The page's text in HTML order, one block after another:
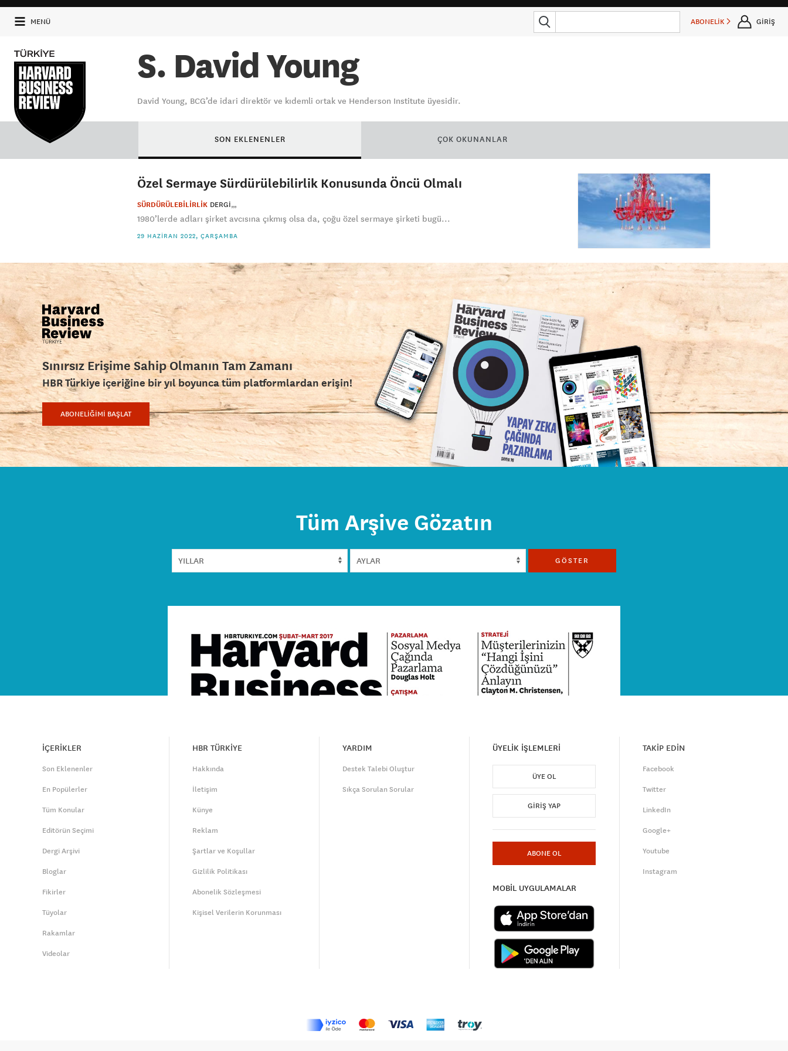
MENÜ ABONELİK GİRİŞ
S. David Young
David Young, BCG’de idari direktör ve kıdemli ortak ve Henderson Institute üyesidir.
SON EKLENENLER ÇOK OKUNANLAR
Özel Sermaye Sürdürülebilirlik Konusunda Öncü Olmalı
SÜRDÜRÜLEBİLİRLİK DERGI
1980’lerde adları şirket avcısına çıkmış olsa da, çoğu özel sermaye şirketi bugü...
29 HAZIRAN 2022, ÇARŞAMBA
Sınırsız Erişime Sahip Olmanın Tam Zamanı
HBR Türkiye içeriğine bir yıl boyunca tüm platformlardan erişin!
ABONELİĞİMİ BAŞLAT
Tüm Arşive Gözatın
GÖSTER
İÇERİKLER
Son Eklenenler
En Popülerler
Tüm Konular
Editörün Seçimi
Dergi Arşivi
Bloglar
Fikirler
Tüyolar
Rakamlar
Videolar
HBR TÜRKİYE
Hakkında
İletişim
Künye
Reklam
Şartlar ve Koşullar
Gizlilik Politikası
Abonelik Sözleşmesi
Kişisel Verilerin Korunması
YARDIM
Destek Talebi Oluştur
Sıkça Sorulan Sorular
ÜYELİK İŞLEMLERİ
ÜYE OL
GIRIŞ YAP
ABONE OL
MOBİL UYGULAMALAR
TAKİP EDİN
Facebook
Twitter
LinkedIn
Google+
Youtube
Instagram